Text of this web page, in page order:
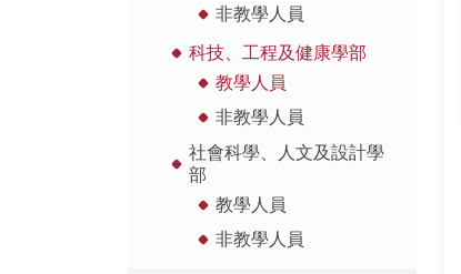
非教學人員
科技、工程及健康學部
教學人員
非教學人員
社會科學、人文及設計學
部
教學人員
非教學人員